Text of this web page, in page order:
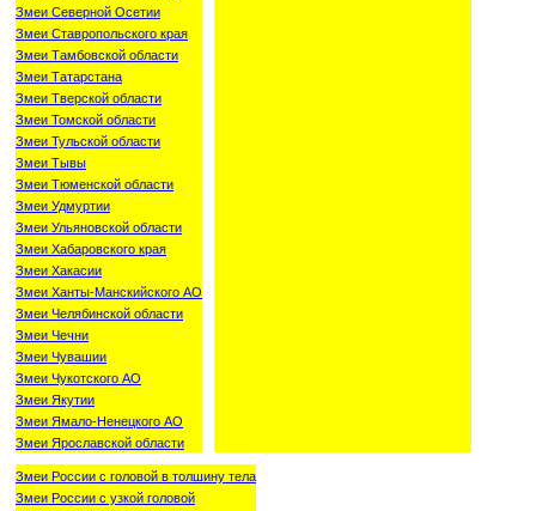
Змеи Северной Осетии
Змеи Ставропольского края
Змеи Тамбовской области
Змеи Татарстана
Змеи Тверской области
Змеи Томской области
Змеи Тульской области
Змеи Тывы
Змеи Тюменской области
Змеи Удмуртии
Змеи Ульяновской области
Змеи Хабаровского края
Змеи Хакасии
Змеи Ханты-Манскийского АО
Змеи Челябинской области
Змеи Чечни
Змеи Чувашии
Змеи Чукотского АО
Змеи Якутии
Змеи Ямало-Ненецкого АО
Змеи Ярославской области
Змеи России с головой в толшину тела
Змеи России с узкой головой